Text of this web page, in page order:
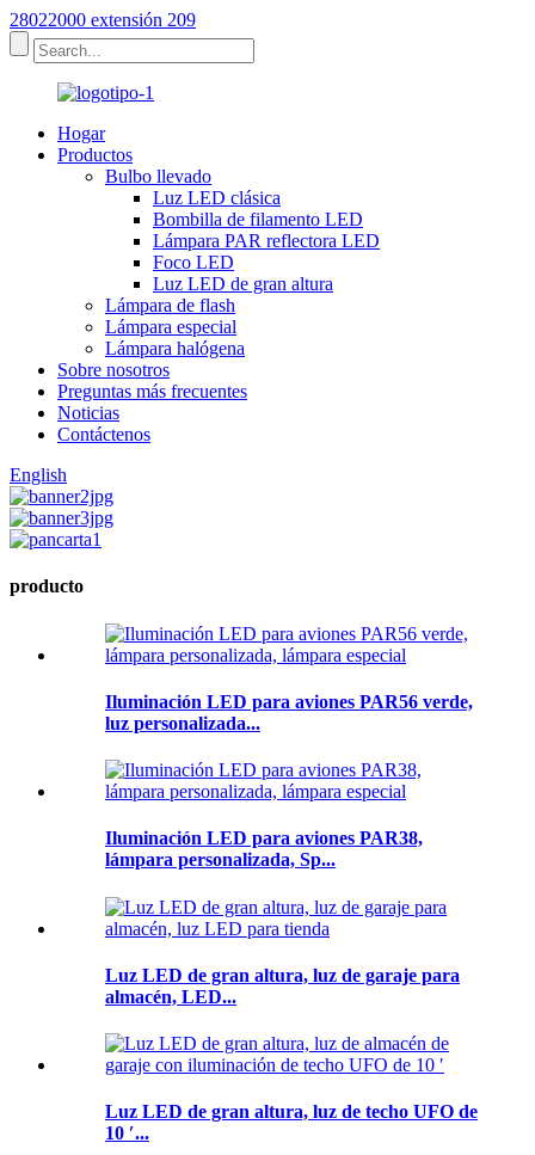
28022000 extensión 209
Hogar
Productos
Bulbo llevado
Luz LED clásica
Bombilla de filamento LED
Lámpara PAR reflectora LED
Foco LED
Luz LED de gran altura
Lámpara de flash
Lámpara especial
Lámpara halógena
Sobre nosotros
Preguntas más frecuentes
Noticias
Contáctenos
English
producto
Iluminación LED para aviones PAR56 verde,
luz personalizada...
Iluminación LED para aviones PAR38,
lámpara personalizada, Sp...
Luz LED de gran altura, luz de garaje para
almacén, LED...
Luz LED de gran altura, luz de techo UFO de
10 ′...